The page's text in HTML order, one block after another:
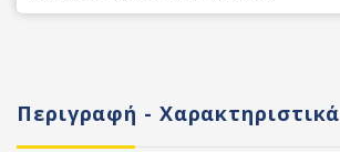
Περιγραφή - Χαρακτηριστικά